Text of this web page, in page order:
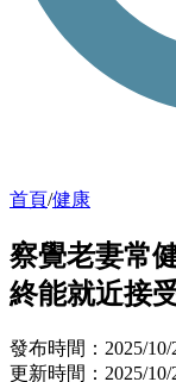
首頁/健康
察覺老妻常
終能就近接
發布時間：2025/10/
更新時間：2025/10/